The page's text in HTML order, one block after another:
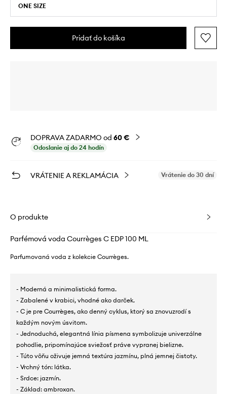
ONE SIZE
Pridať do košíka
DOPRAVA ZADARMO od 60 €
Odoslanie aj do 24 hodín
VRÁTENIE A REKLAMÁCIA Vrátenie do 30 dní
O produkte
Parfémová voda Courrèges C EDP 100 ML
Parfumovaná voda z kolekcie Courrèges.
- Moderná a minimalistická forma.
- Zabalené v krabici, vhodné ako darček.
- C je pre Courrèges, ako denný cyklus, ktorý sa znovuzrodí s
každým novým úsvitom.
- Jednoduchá, elegantná línia písmena symbolizuje univerzálne
pohodlie, pripomínajúce sviežosť práve vypranej bielizne.
- Túto vôňu oživuje jemná textúra jazmínu, plná jemnej čistoty.
- Vrchný tón: látka.
- Srdce: jazmín.
- Základ: ambroxan.